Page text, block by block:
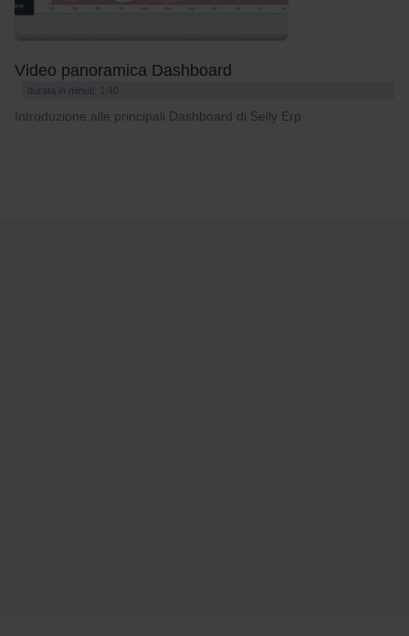
Video panoramica Dashboard
durata in minuti: 1:40
Introduzione alle principali Dashboard di Selly Erp